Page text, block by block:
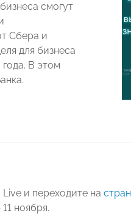
смогут
Сбера и
для бизнеса
В этом
и переходите на
ноября.